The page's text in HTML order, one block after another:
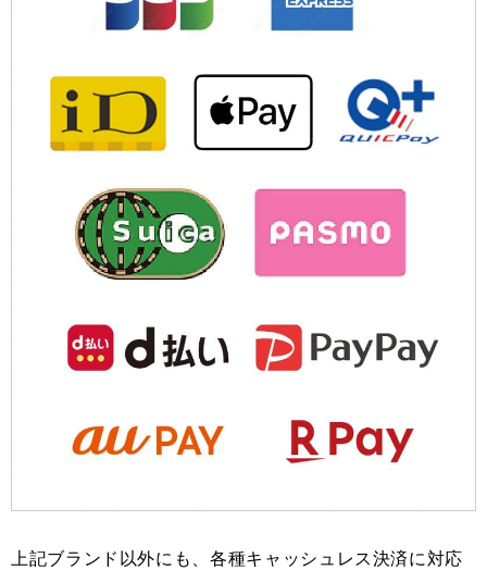
上記ブランド以外にも、各種キャッシュレス決済に対応